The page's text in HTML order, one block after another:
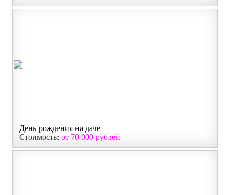
День рождения на даче
Стоимость: от 70 000 рублей